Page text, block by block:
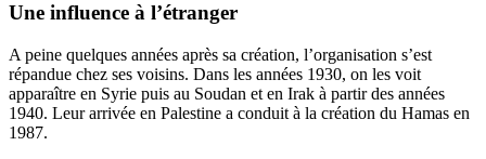
Une influence à l’étranger
A peine quelques années après sa création, l’organisation s’est
répandue chez ses voisins. Dans les années 1930, on les voit
apparaître en Syrie puis au Soudan et en Irak à partir des années
1940. Leur arrivée en Palestine a conduit à la création du Hamas en
1987.